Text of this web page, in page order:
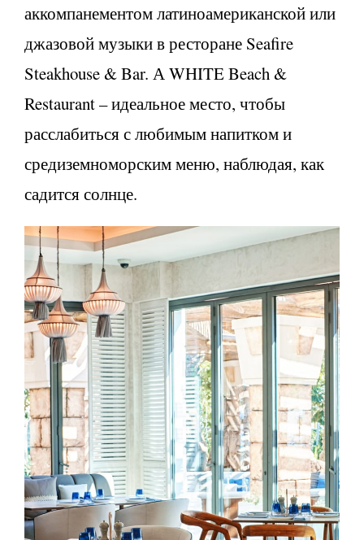
аккомпанементом латиноамериканской или
джазовой музыки в ресторане Seafire
Steakhouse & Bar. А WHITE Beach &
Restaurant – идеальное место, чтобы
расслабиться с любимым напитком и
средиземноморским меню, наблюдая, как
садится солнце.